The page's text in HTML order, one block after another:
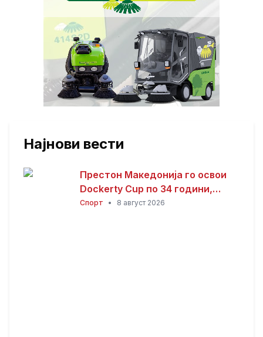
Најнови вести
Престон Македонија го освои
Dockerty Cup по 34 години,
Тевере прогласен за најдобар
Спорт • 8 август 2026